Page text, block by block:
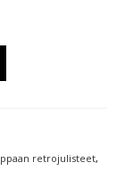
retrojulisteet,